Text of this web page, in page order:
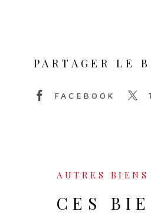
PARTAGER LE
FACEBOOK
AUTRES BIENS
CES